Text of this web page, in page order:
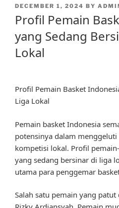
POSTED
DECEMBER 1, 2024 BY
Profil Pemain
yang Sedang
Lokal
Profil Pemain Basket
Liga Lokal
Pemain basket Indonesia
potensinya dalam
kompetisi lokal. Profil
yang sedang bersinar di liga
utama para penggemar
Salah satu pemain yang